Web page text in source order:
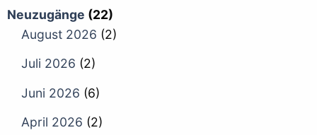
Neuzugänge (22)
August 2026 (2)
Juli 2026 (2)
Juni 2026 (6)
April 2026 (2)